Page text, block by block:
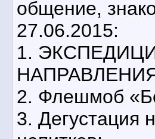
общение,
27.06.2015:
1.
2. Флешмоб
3. Дегустация